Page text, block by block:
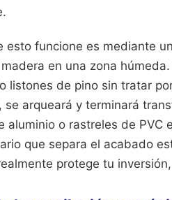
esto funcione es mediante
en una zona
listones de pino sin tratar
arqueará y terminará
aluminio o rastreles de PVC
que separa el acabado
protege tu